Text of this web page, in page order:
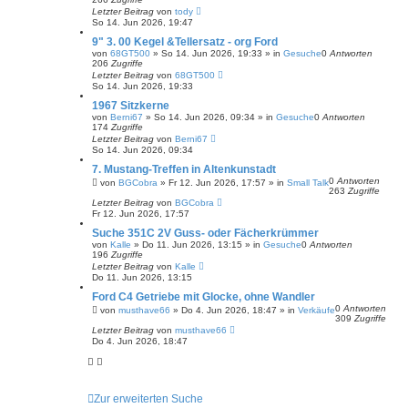
Letzter Beitrag von tody
So 14. Jun 2026, 19:47
9" 3. 00 Kegel &Tellersatz - org Ford
von 68GT500 » So 14. Jun 2026, 19:33 » in Gesuche0 Antworten
206 Zugriffe
Letzter Beitrag von 68GT500
So 14. Jun 2026, 19:33
1967 Sitzkerne
von Berni67 » So 14. Jun 2026, 09:34 » in Gesuche0 Antworten
174 Zugriffe
Letzter Beitrag von Berni67
So 14. Jun 2026, 09:34
7. Mustang-Treffen in Altenkunstadt
von BGCobra » Fr 12. Jun 2026, 17:57 » in Small Talk0 Antworten
263 Zugriffe
Letzter Beitrag von BGCobra
Fr 12. Jun 2026, 17:57
Suche 351C 2V Guss- oder Fächerkrümmer
von Kalle » Do 11. Jun 2026, 13:15 » in Gesuche0 Antworten
196 Zugriffe
Letzter Beitrag von Kalle
Do 11. Jun 2026, 13:15
Ford C4 Getriebe mit Glocke, ohne Wandler
von musthave66 » Do 4. Jun 2026, 18:47 » in Verkäufe0 Antworten
309 Zugriffe
Letzter Beitrag von musthave66
Do 4. Jun 2026, 18:47
Zur erweiterten Suche